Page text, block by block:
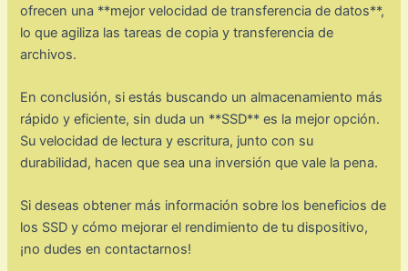
ofrecen una **mejor velocidad de transferencia de datos**,
lo que agiliza las tareas de copia y transferencia de
archivos.
En conclusión, si estás buscando un almacenamiento más
rápido y eficiente, sin duda un **SSD** es la mejor opción.
Su velocidad de lectura y escritura, junto con su
durabilidad, hacen que sea una inversión que vale la pena.
Si deseas obtener más información sobre los beneficios de
los SSD y cómo mejorar el rendimiento de tu dispositivo,
¡no dudes en contactarnos!